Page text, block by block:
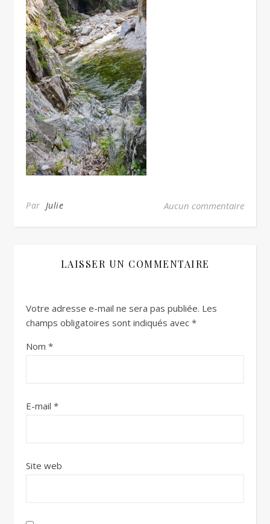
Par Julie Aucun commentaire
LAISSER UN COMMENTAIRE
Votre adresse e-mail ne sera pas publiée. Les
champs obligatoires sont indiqués avec *
Nom *
E-mail *
Site web